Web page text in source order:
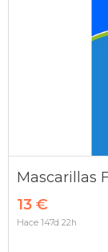
Mascarillas
13 €
Hace 147d 22h